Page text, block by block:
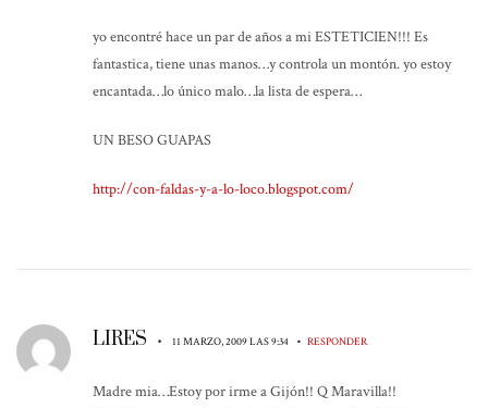
yo encontré hace un par de años a mi ESTETICIEN!!! Es
fantastica, tiene unas manos…y controla un montón. yo estoy
encantada…lo único malo…la lista de espera…
UN BESO GUAPAS
http://con-faldas-y-a-lo-loco.blogspot.com/
LIRES • 11 MARZO, 2009 LAS 9:34 • RESPONDER
Madre mia…Estoy por irme a Gijón!! Q Maravilla!!